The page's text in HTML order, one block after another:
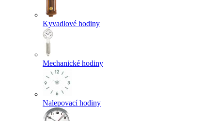
Kyvadlové hodiny
Mechanické hodiny
Nalepovací hodiny